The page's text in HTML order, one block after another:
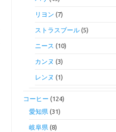
リヨン (7)
ストラスブール(5)
ニース (10)
カンヌ (3)
レンヌ (1)
コーヒー (124)
愛知県(31)
岐阜県(8)